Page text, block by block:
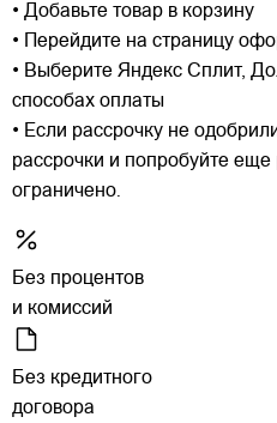
• Добавьте товар в корзину
• Перейдите на страницу
• Выберите Яндекс Сплит,
способах оплаты
• Если рассрочку не
рассрочки и попробуйте
ограничено.
Без процентов
и комиссий
Без кредитного
договора